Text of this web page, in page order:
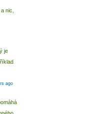
nic,
je
ago